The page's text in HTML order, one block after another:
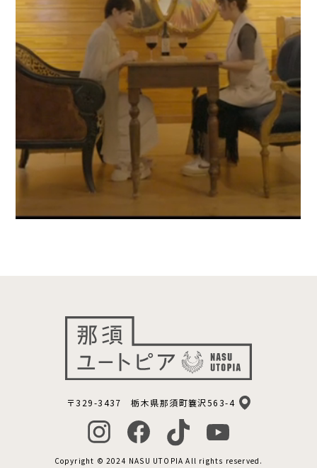
〒329-3437 栃木県那須町簔沢563-4
Copyright © 2024 NASU UTOPIA All rights reserved.